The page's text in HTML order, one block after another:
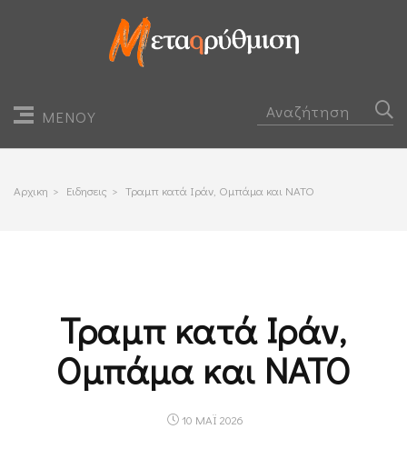
ΜΕΝΟΥ
Αρχικη > Ειδησεις > Τραμπ κατά Ιράν, Ομπάμα και ΝΑΤΟ
Τραμπ κατά Ιράν,
Ομπάμα και ΝΑΤΟ
10 ΜΑΪ 2026